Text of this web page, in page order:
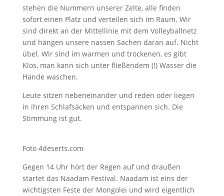
stehen die Nummern unserer Zelte, alle finden
sofort einen Platz und verteilen sich im Raum. Wir
sind direkt an der Mittellinie mit dem Volleyballnetz
und hängen unsere nassen Sachen daran auf. Nicht
übel. Wir sind im warmen und trockenen, es gibt
Klos, man kann sich unter fließendem (!) Wasser die
Hände waschen.
Leute sitzen nebeneinander und reden oder liegen
in ihren Schlafsäcken und entspannen sich. Die
Stimmung ist gut.
Foto 4deserts.com
Gegen 14 Uhr hört der Regen auf und draußen
startet das Naadam Festival. Naadam ist eins der
wichtigsten Feste der Mongolei und wird eigentlich